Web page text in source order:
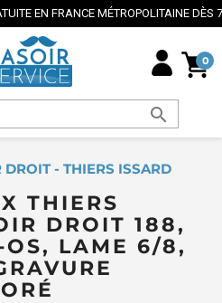
MÉTROPOLITAINE DÈS 70€ ⭐
0
search
- THIERS ISSARD
THIERS
DROIT 188,
LAME 6/8,